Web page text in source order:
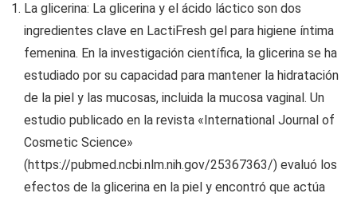
La glicerina: La glicerina y el ácido láctico son dos
ingredientes clave en LactiFresh gel para higiene íntima
femenina. En la investigación científica, la glicerina se ha
estudiado por su capacidad para mantener la hidratación
de la piel y las mucosas, incluida la mucosa vaginal. Un
estudio publicado en la revista «International Journal of
Cosmetic Science»
(https://pubmed.ncbi.nlm.nih.gov/25367363/) evaluó los
efectos de la glicerina en la piel y encontró que actúa